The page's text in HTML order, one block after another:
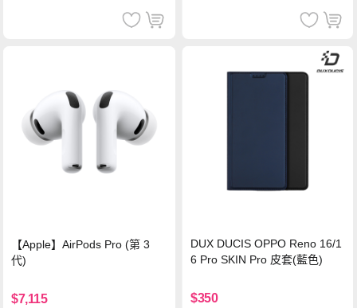
【Apple】AirPods Pro (第 3
代)
$7,115
DUX DUCIS OPPO Reno 16/1
6 Pro SKIN Pro 皮套(藍色)
$350